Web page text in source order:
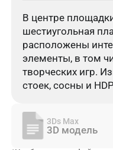
В центре
шестиугольная
расположены
элементы, в том
творческих игр.
стоек, сосны и
3Ds Max
3D модель